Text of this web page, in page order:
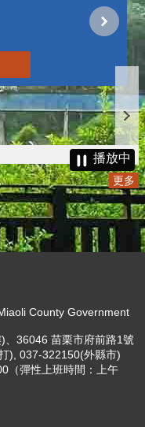
播放中
更多
County Government
、36046 苗栗市府前路1號
), 037-322150(外縣市)
（彈性上班時間：上午